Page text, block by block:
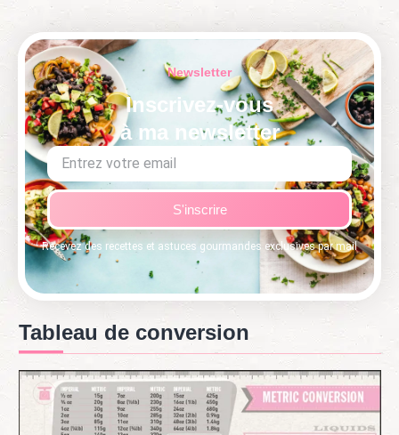
Newsletter
Inscrivez-vous
à ma newsletter
S'inscrire
Recevez des recettes et astuces gourmandes exclusives par mail
Tableau de conversion